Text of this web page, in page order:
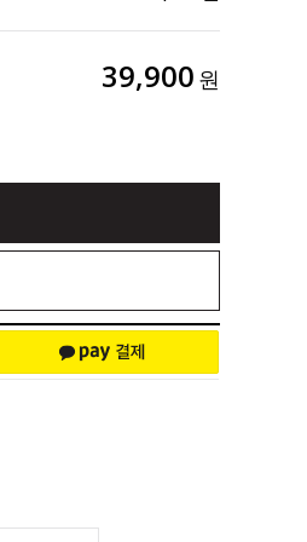
39,900 원